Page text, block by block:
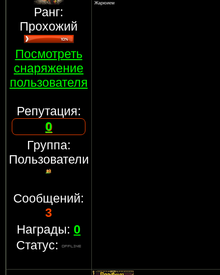
Ранг:
Прохожий
Посмотреть
снаряжение
пользователя
Репутация:
0
Группа:
Пользователи
Сообщений:
3
Награды: 0
Статус:
Жарюием